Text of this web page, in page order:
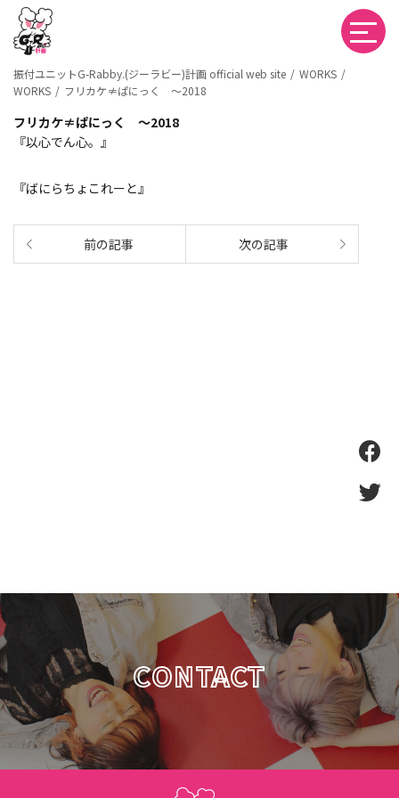
振付ユニットG-Rabby.(ジーラビー)計画 official web site
WORKS
WORKS
フリカケ≠ぱにっく 〜2018
フリカケ≠ぱにっく 〜2018
『以心でん心。』
『ばにらちょこれーと』
CONTACT